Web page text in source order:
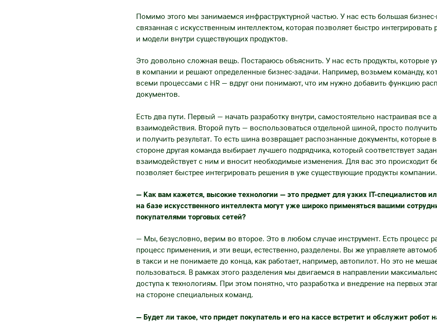
Помимо этого мы занимаемся инфраструктурной частью. У нас есть большая
связанная с искусственным интеллектом, которая позволяет быстро интегрировать
и модели внутри существующих продуктов.
Это довольно сложная вещь. Постараюсь объяснить. У нас есть продукты, которые
в компании и решают определенные бизнес-задачи. Например, возьмем команду,
всеми процессами с HR — вдруг они понимают, что им нужно добавить функцию
документов.
Есть два пути. Первый — начать разработку внутри, самостоятельно настраивая все
взаимодействия. Второй путь — воспользоваться отдельной шиной, просто
и получить результат. То есть шина возвращает распознанные документы, которые
стороне другая команда выбирает лучшего подрядчика, который соответствует
взаимодействует с ним и вносит необходимые изменения. Для вас это происходит
позволяет быстрее интегрировать решения в уже существующие продукты компании.
— Как вам кажется, высокие технологии — это предмет для узких IT-специалистов
на базе искусственного интеллекта могут уже широко применяться вашими
покупателями торговых сетей?
— Мы, безусловно, верим во второе. Это в любом случае инструмент. Есть процесс
процесс применения, и эти вещи, естественно, разделены. Вы же управляете
в такси и не понимаете до конца, как работает, например, автопилот. Но это не
пользоваться. В рамках этого разделения мы двигаемся в направлении
доступа к технологиям. При этом понятно, что разработка и внедрение на первых
на стороне специальных команд.
— Будет ли такое, что придет покупатель и его на кассе встретит и обслужит робот